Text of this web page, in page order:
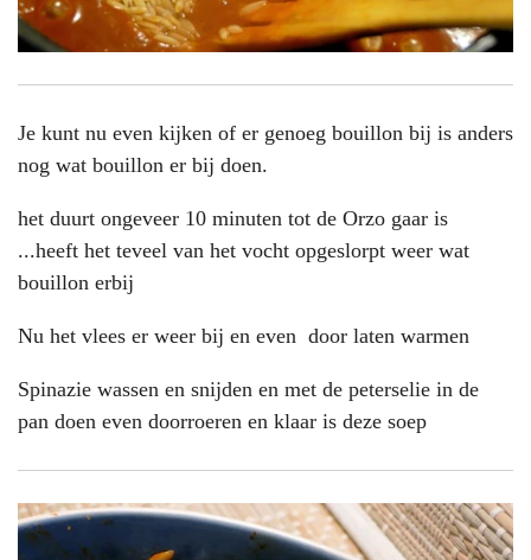
Je kunt nu even kijken of er genoeg bouillon bij is anders
nog wat bouillon er bij doen.
het duurt ongeveer 10 minuten tot de Orzo gaar is
...heeft het teveel van het vocht opgeslorpt weer wat
bouillon erbij
Nu het vlees er weer bij en even door laten warmen
Spinazie wassen en snijden en met de peterselie in de
pan doen even doorroeren en klaar is deze soep